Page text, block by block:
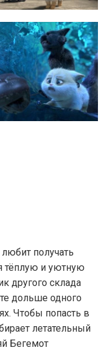
получать
тёплую и уютную
другого склада
дольше одного
Чтобы попасть в
летательный
Бегемот